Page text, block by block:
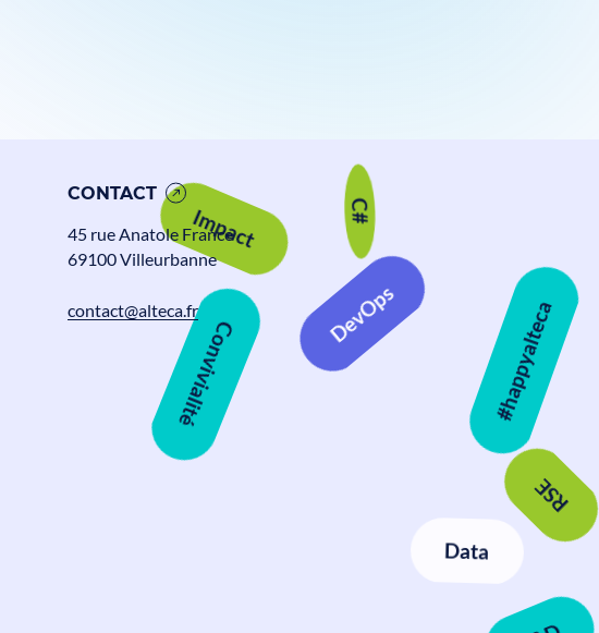
#happyalteca
C#
DevOps
RSE
Convivialité
Impact
CONTACT
45 rue Anatole France
69100 Villeurbanne
contact@alteca.fr